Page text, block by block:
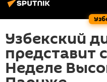
Узбекский
представит
Неделе